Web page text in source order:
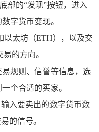
部的“发现”按钮，进入
字货币变现。
以太坊（ETH），以及交
的方向。
规则、信誉等信息，选
个合适的买家。
入要卖出的数字货币数
的信号。